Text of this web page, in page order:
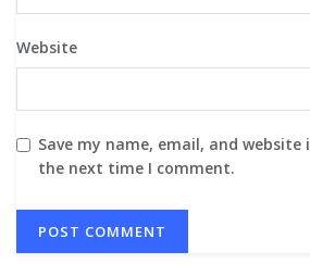
Website
Save my name, email, and
the next time I comment.